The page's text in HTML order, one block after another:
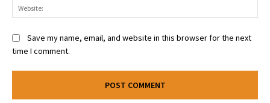
Save my name, email, and website in this browser for the next
time I comment.